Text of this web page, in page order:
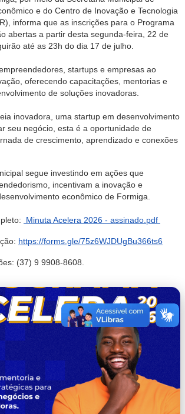
e do Centro de Inovação e Tecnologia
informa que as inscrições para o Programa
abertas a partir desta segunda-feira, 22 de
até as 23h do dia 17 de julho.
startups e empresas ao
oferecendo capacitações, mentorias e
de soluções inovadoras.
inovadora, uma startup em desenvolvimento
seu negócio, esta é a oportunidade de
de crescimento, aprendizado e conexões
segue investindo em ações que
incentivam a inovação e
econômico de Formiga.
Minuta Acelera 2026 - assinado.pdf
https://forms.gle/75z6WJDUgBu366ts6
(37) 9 9908-8608.